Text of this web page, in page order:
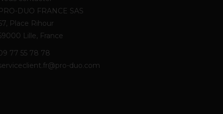
DUO FRANCE SAS
Place Rihour
Lille, France
77 55 78 78
duo.com